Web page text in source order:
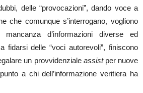
delle “provocazioni”, dando voce a
che comunque s’interrogano, vogliono
d’informazioni diverse ed
fidarsi delle “voci autorevoli”, finiscono
un provvidenziale assistper nuove
a chi dell’informazione veritiera ha